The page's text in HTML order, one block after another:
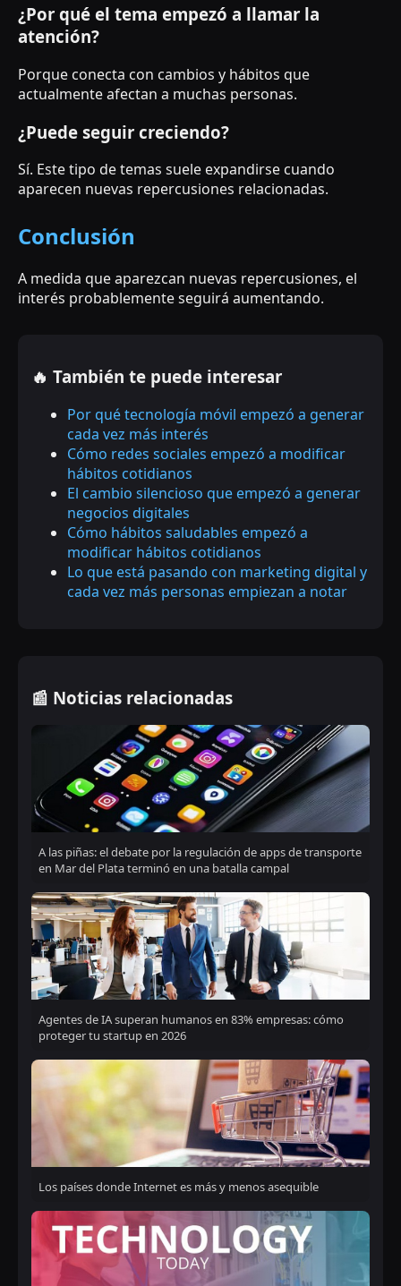
¿Por qué el tema empezó a llamar la
atención?
Porque conecta con cambios y hábitos que
actualmente afectan a muchas personas.
¿Puede seguir creciendo?
Sí. Este tipo de temas suele expandirse cuando
aparecen nuevas repercusiones relacionadas.
Conclusión
A medida que aparezcan nuevas repercusiones, el
interés probablemente seguirá aumentando.
🔥 También te puede interesar
Por qué tecnología móvil empezó a generar
cada vez más interés
Cómo redes sociales empezó a modificar
hábitos cotidianos
El cambio silencioso que empezó a generar
negocios digitales
Cómo hábitos saludables empezó a
modificar hábitos cotidianos
Lo que está pasando con marketing digital y
cada vez más personas empiezan a notar
📰 Noticias relacionadas
A las piñas: el debate por la regulación de apps de transporte
en Mar del Plata terminó en una batalla campal
Agentes de IA superan humanos en 83% empresas: cómo
proteger tu startup en 2026
Los países donde Internet es más y menos asequible